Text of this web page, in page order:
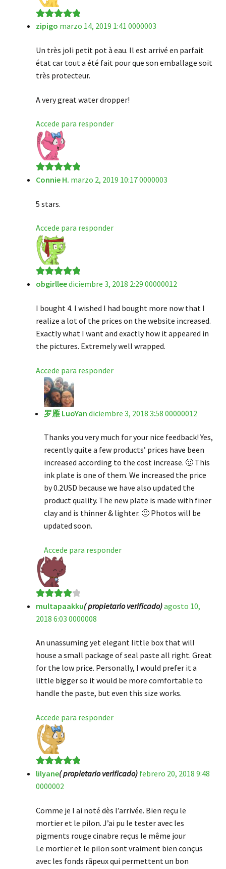
Valorado en5
zipigo marzo 14, 2019 1:41 0000003
Un très joli petit pot à eau. Il est arrivé en parfait
état car tout a été fait pour que son emballage soit
très protecteur.
A very great water dropper!
Accede para responder
Valorado en5
Connie H. marzo 2, 2019 10:17 0000003
5 stars.
Accede para responder
Valorado en5
obgirlleediciembre 3, 2018 2:29 00000012
I bought 4. I wished I had bought more now that I
realize a lot of the prices on the website increased.
Exactly what I want and exactly how it appeared in
the pictures. Extremely well wrapped.
Accede para responder
罗雁 LuoYan diciembre 3, 2018 3:58 00000012
Thanks you very much for your nice feedback! Yes,
recently quite a few products’ prices have been
increased according to the cost increase. 🙂 This
ink plate is one of them. We increased the price
by 0.2USD because we have also updated the
product quality. The new plate is made with finer
clay and is thinner & lighter. 🙂 Photos will be
updated soon.
Accede para responder
Valorado
en4de 5
multapaakku( propietario verificado)agosto 10,
2018 6:03 0000008
An unassuming yet elegant little box that will
house a small package of seal paste all right. Great
for the low price. Personally, I would prefer it a
little bigger so it would be more comfortable to
handle the paste, but even this size works.
Accede para responder
Valorado en5
de 5
lilyane( propietario verificado) febrero 20, 2018 9:48
0000002
Comme je l ai noté dès l’arrivée. Bien reçu le
mortier et le pilon. J’ai pu le tester avec les
pigments rouge cinabre reçus le même jour
Le mortier et le pilon sont vraiment bien conçus
avec les fonds râpeux qui permettent un bon